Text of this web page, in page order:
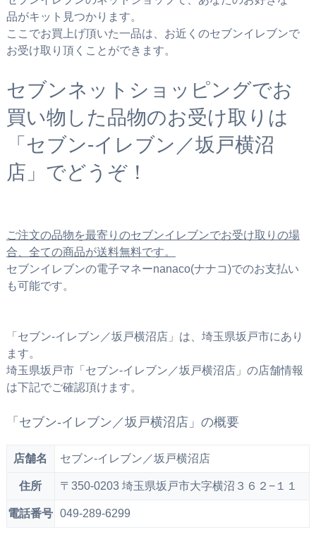
品がキット見つかります。
ここでお買上げ頂いた一品は、お近くのセブンイレブンで
お受け取り頂くことができます。
セブンネットショッピングでお
買い物した品物のお受け取りは
「セブン‐イレブン／坂戸横沼
店」でどうぞ！
ご注文の品物を最寄りのセブンイレブンでお受け取りの場
合、全ての商品が送料無料です。
セブンイレブンの電子マネーnanaco(ナナコ)でのお支払い
も可能です。
「セブン‐イレブン／坂戸横沼店」は、埼玉県坂戸市にあり
ます。
埼玉県坂戸市「セブン‐イレブン／坂戸横沼店」の店舗情報
は下記でご確認頂けます。
「セブン‐イレブン／坂戸横沼店」の概要
店舗名 セブン‐イレブン／坂戸横沼店
住所 〒350-0203 埼玉県坂戸市大字横沼３６２−１１
電話番号 049-289-6299